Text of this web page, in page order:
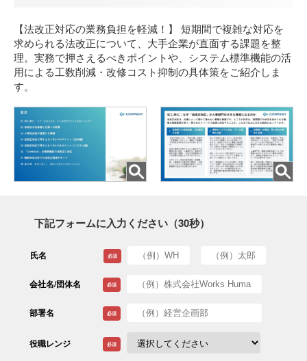
【法改正対応の業務負担を軽減！】 短期間で複雑な対応を
求められる法改正について、大手企業が直面する課題を整
理。実務で押さえるべきポイントや、システム標準機能の活
用による工数削減・改修コスト抑制の具体策をご紹介しま
す。
下記フォームに入力ください（30秒）